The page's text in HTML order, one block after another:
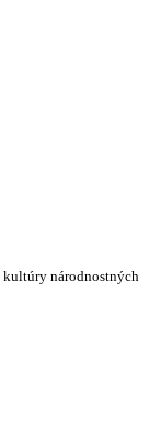
kultúry národnostných